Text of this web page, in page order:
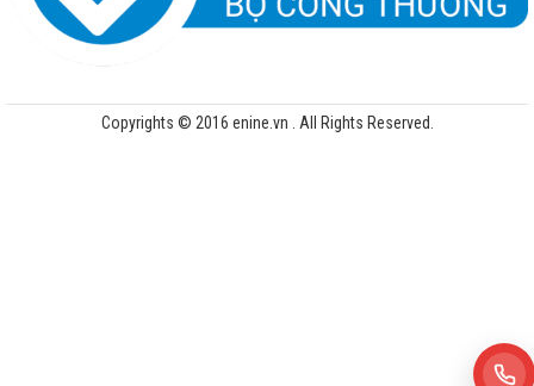
Copyrights © 2016 enine.vn . All Rights Reserved.